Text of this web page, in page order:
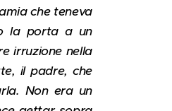
che teneva
la porta a un
irruzione nella
il padre, che
Non era un